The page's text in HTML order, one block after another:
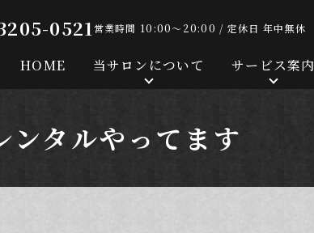
HOME 当サロンについて サービス案内
0521 営業時間 10:00～20:00 / 定休日 年中無休
ンタルやってます